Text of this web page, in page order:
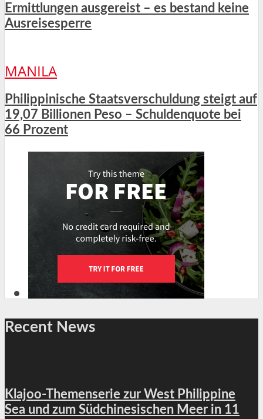
Ermittlungen ausgereist – es bestand keine
Ausreisesperre
MANILA
Philippinische Staatsverschuldung steigt auf
19,07 Billionen Peso – Schuldenquote bei
66 Prozent
Recent News
Klajoo-Themenserie zur West Philippine
Sea und zum Südchinesischen Meer in 11